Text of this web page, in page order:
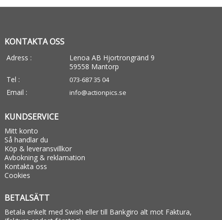
KONTAKTA OSS
Adress :
Lenoa AB Hjortrongränd 9
59558 Mantorp
Tel :
073-687 35 04
Email : info@actionpics.se
KUNDSERVICE
Mitt konto
Så handlar du
Köp & leveransvillkor
Avbokning & reklamation
Kontakta oss
Cookies
BETALSÄTT
Betala enkelt med Swish eller till Bankgiro alt mot Faktura,